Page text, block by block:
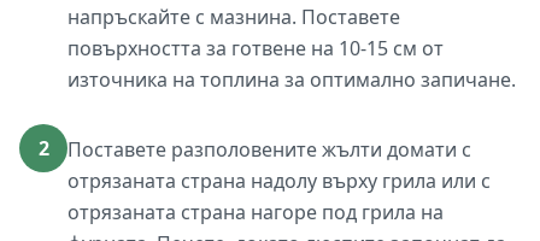
напръскайте с мазнина. Поставете
повърхността за готвене на 10-15 см от
източника на топлина за оптимално запичане.
2
Поставете разполовените жълти домати с
отрязаната страна надолу върху грила или с
отрязаната страна нагоре под грила на